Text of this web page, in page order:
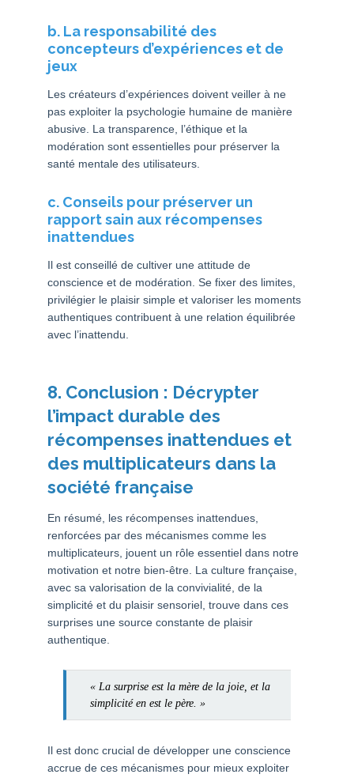
b. La responsabilité des
concepteurs d’expériences et de
jeux
Les créateurs d’expériences doivent veiller à ne
pas exploiter la psychologie humaine de manière
abusive. La transparence, l’éthique et la
modération sont essentielles pour préserver la
santé mentale des utilisateurs.
c. Conseils pour préserver un
rapport sain aux récompenses
inattendues
Il est conseillé de cultiver une attitude de
conscience et de modération. Se fixer des limites,
privilégier le plaisir simple et valoriser les moments
authentiques contribuent à une relation équilibrée
avec l’inattendu.
8. Conclusion : Décrypter
l’impact durable des
récompenses inattendues et
des multiplicateurs dans la
société française
En résumé, les récompenses inattendues,
renforcées par des mécanismes comme les
multiplicateurs, jouent un rôle essentiel dans notre
motivation et notre bien-être. La culture française,
avec sa valorisation de la convivialité, de la
simplicité et du plaisir sensoriel, trouve dans ces
surprises une source constante de plaisir
authentique.
« La surprise est la mère de la joie, et la
simplicité en est le père. »
Il est donc crucial de développer une conscience
accrue de ces mécanismes pour mieux exploiter